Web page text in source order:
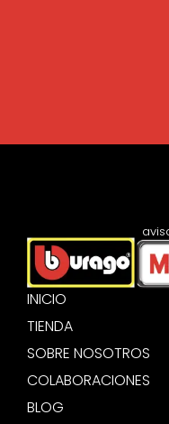
INICIO
TIENDA
SOBRE NOSOTROS
COLABORACIONES
BLOG